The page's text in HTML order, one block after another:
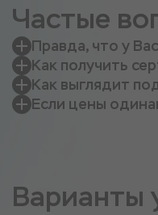
Частые
Правда, что у
Как получить
Как выглядит
Если цены
Варианты